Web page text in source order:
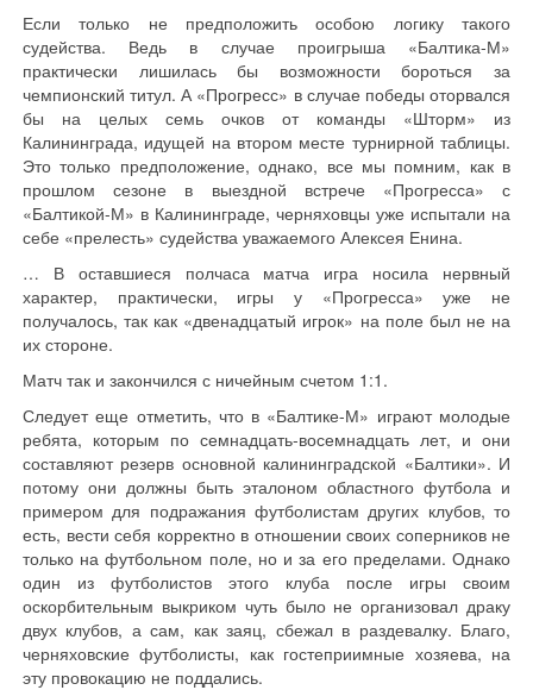
Если только не предположить особою логику такого
судейства. Ведь в случае проигрыша «Балтика-М»
практически лишилась бы возможности бороться за
чемпионский титул. А «Прогресс» в случае победы оторвался
бы на целых семь очков от команды «Шторм» из
Калининграда, идущей на втором месте турнирной таблицы.
Это только предположение, однако, все мы помним, как в
прошлом сезоне в выездной встрече «Прогресса» с
«Балтикой-М» в Калининграде, черняховцы уже испытали на
себе «прелесть» судейства уважаемого Алексея Енина.
… В оставшиеся полчаса матча игра носила нервный
характер, практически, игры у «Прогресса» уже не
получалось, так как «двенадцатый игрок» на поле был не на
их стороне.
Матч так и закончился с ничейным счетом 1:1.
Следует еще отметить, что в «Балтике-М» играют молодые
ребята, которым по семнадцать-восемнадцать лет, и они
составляют резерв основной калининградской «Балтики». И
потому они должны быть эталоном областного футбола и
примером для подражания футболистам других клубов, то
есть, вести себя корректно в отношении своих соперников не
только на футбольном поле, но и за его пределами. Однако
один из футболистов этого клуба после игры своим
оскорбительным выкриком чуть было не организовал драку
двух клубов, а сам, как заяц, сбежал в раздевалку. Благо,
черняховские футболисты, как гостеприимные хозяева, на
эту провокацию не поддались.